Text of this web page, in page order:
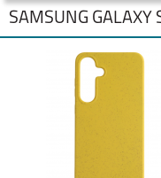
SAMSUNG GALAXY